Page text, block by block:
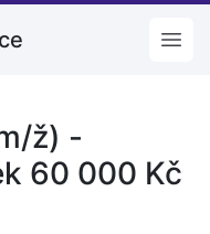
ž) -
60 000 Kč